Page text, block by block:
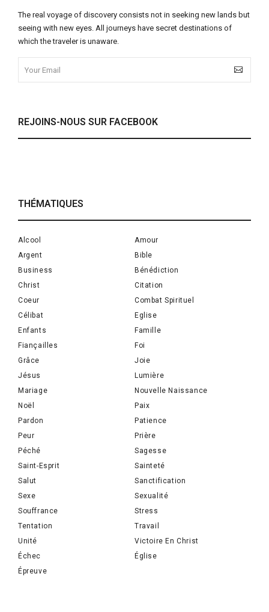
The real voyage of discovery consists not in seeking new lands but
seeing with new eyes. All journeys have secret destinations of
which the traveler is unaware.
REJOINS-NOUS SUR FACEBOOK
THÉMATIQUES
Alcool
Amour
Argent
Bible
Business
Bénédiction
Christ
Citation
Coeur
Combat Spirituel
Célibat
Eglise
Enfants
Famille
Fiançailles
Foi
Grâce
Joie
Jésus
Lumière
Mariage
Nouvelle Naissance
Noël
Paix
Pardon
Patience
Peur
Prière
Péché
Sagesse
Saint-Esprit
Sainteté
Salut
Sanctification
Sexe
Sexualité
Souffrance
Stress
Tentation
Travail
Unité
Victoire En Christ
Échec
Église
Épreuve